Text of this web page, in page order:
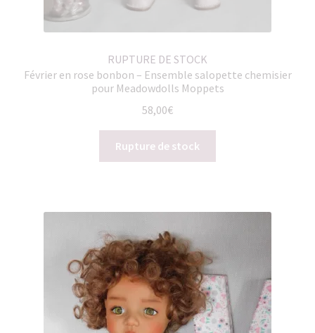
RUPTURE DE STOCK
Février en rose bonbon – Ensemble salopette chemisier
pour Meadowdolls Moppets
58,00€
Rupture de stock